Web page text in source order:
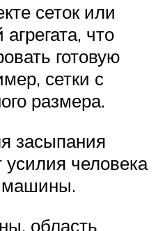
сеток или
что
готовую
сетки с
размера.
засыпания
человека
машины.
область